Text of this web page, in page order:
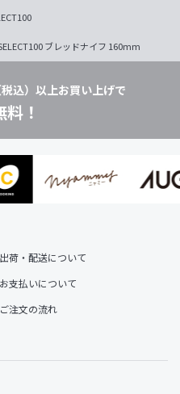
ブレッドナイフ 160mm
込）以上お買い上げで
！
出荷・配送について
お支払いについて
ご注文の流れ